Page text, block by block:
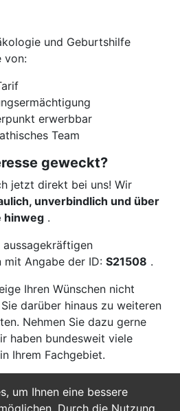
um Ihnen eine bessere
Durch die Nutzung
und Geburtshilfe
von:
erwerbbar
Team
geweckt?
jetzt direkt bei uns! Wir
unverbindlich und über
hinweg .
mit Angabe der ID: S21508 .
Ihren Wünschen nicht
darüber hinaus zu weiteren
Nehmen Sie dazu gerne
haben bundesweit viele
Ihrem Fachgebiet.
Bewerben